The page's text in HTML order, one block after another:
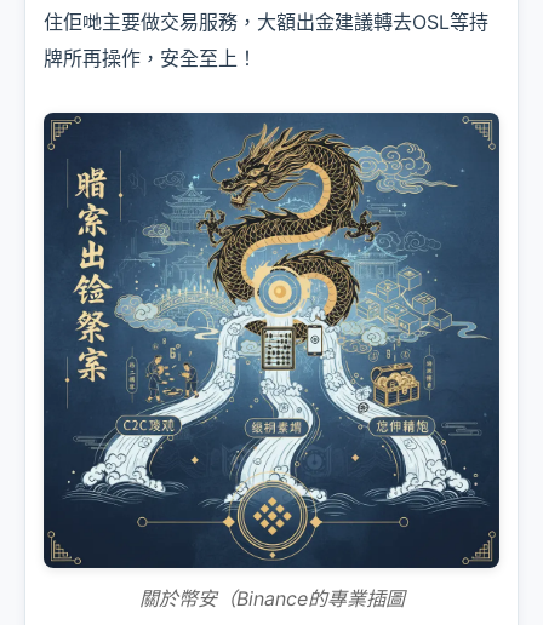
住佢哋主要做交易服務，大額出金建議轉去OSL等持
牌所再操作，安全至上！
關於幣安（Binance的專業插圖